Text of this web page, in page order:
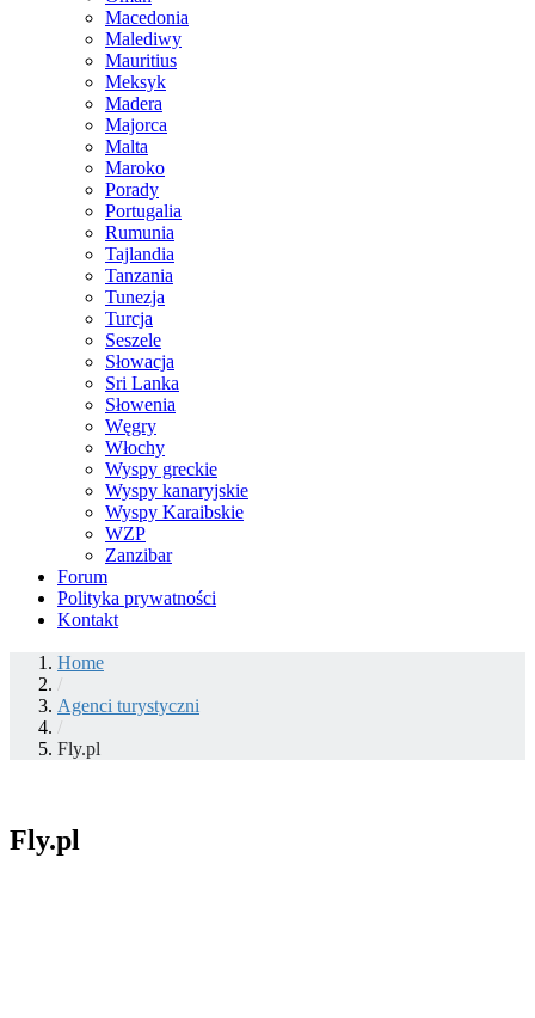
Macedonia
Malediwy
Mauritius
Meksyk
Madera
Majorca
Malta
Maroko
Porady
Portugalia
Rumunia
Tajlandia
Tanzania
Tunezja
Turcja
Seszele
Słowacja
Sri Lanka
Słowenia
Węgry
Włochy
Wyspy greckie
Wyspy kanaryjskie
Wyspy Karaibskie
WZP
Zanzibar
Forum
Polityka prywatności
Kontakt
Home
/
Agenci turystyczni
/
Fly.pl
Fly.pl